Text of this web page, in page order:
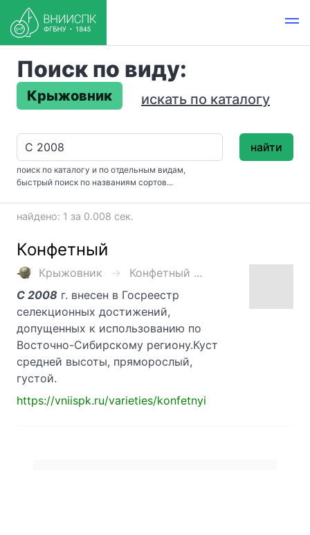
Поиск по виду:
Крыжовник искать по каталогу
поиск по каталогу и по отдельным видам,
быстрый поиск по названиям сортов...
найти
найдено: 1 за 0.008 сек.
Конфетный
Крыжовник
Конфетный ...
С 2008 г. внесен в Госреестр
селекционных достижений,
допущенных к использованию по
Восточно-Сибирскому региону.Куст
средней высоты, пряморослый,
густой.
https://vniispk.ru/varieties/konfetnyi